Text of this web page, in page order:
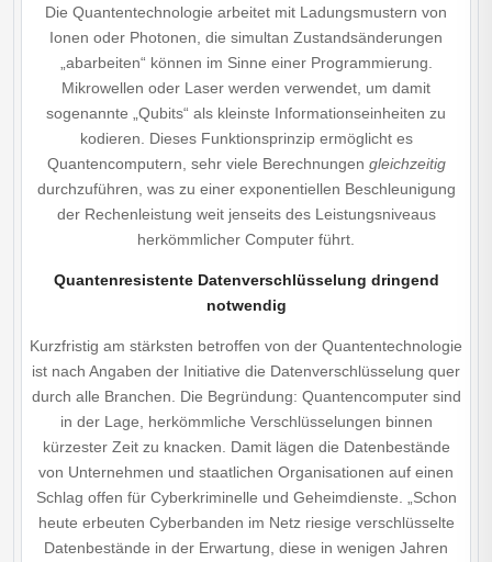
Die Quantentechnologie arbeitet mit Ladungsmustern von
Ionen oder Photonen, die simultan Zustandsänderungen
„abarbeiten“ können im Sinne einer Programmierung.
Mikrowellen oder Laser werden verwendet, um damit
sogenannte „Qubits“ als kleinste Informationseinheiten zu
kodieren. Dieses Funktionsprinzip ermöglicht es
Quantencomputern, sehr viele Berechnungen gleichzeitig
durchzuführen, was zu einer exponentiellen Beschleunigung
der Rechenleistung weit jenseits des Leistungsniveaus
herkömmlicher Computer führt.
Quantenresistente Datenverschlüsselung dringend
notwendig
Kurzfristig am stärksten betroffen von der Quantentechnologie
ist nach Angaben der Initiative die Datenverschlüsselung quer
durch alle Branchen. Die Begründung: Quantencomputer sind
in der Lage, herkömmliche Verschlüsselungen binnen
kürzester Zeit zu knacken. Damit lägen die Datenbestände
von Unternehmen und staatlichen Organisationen auf einen
Schlag offen für Cyberkriminelle und Geheimdienste. „Schon
heute erbeuten Cyberbanden im Netz riesige verschlüsselte
Daten­bestände in der Erwartung, diese in wenigen Jahren